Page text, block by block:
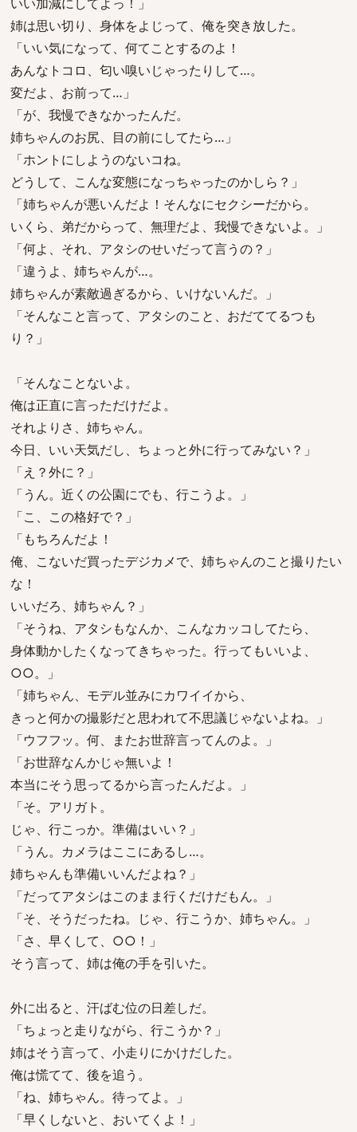
姉は思い切り、身体をよじって、俺を突き放した。
「いい気になって、何てことするのよ！
あんなトコロ、匂い嗅いじゃったりして…。
変だよ、お前って…」
「が、我慢できなかったんだ。
姉ちゃんのお尻、目の前にしてたら…」
「ホントにしようのないコね。
どうして、こんな変態になっちゃったのかしら？」
「姉ちゃんが悪いんだよ！そんなにセクシーだから。
いくら、弟だからって、無理だよ、我慢できないよ。」
「何よ、それ、アタシのせいだって言うの？」
「違うよ、姉ちゃんが…。
姉ちゃんが素敵過ぎるから、いけないんだ。」
「そんなこと言って、アタシのこと、おだててるつも
り？」
「そんなことないよ。
俺は正直に言っただけだよ。
それよりさ、姉ちゃん。
今日、いい天気だし、ちょっと外に行ってみない？」
「え？外に？」
「うん。近くの公園にでも、行こうよ。」
「こ、この格好で？」
「もちろんだよ！
俺、こないだ買ったデジカメで、姉ちゃんのこと撮りたい
な！
いいだろ、姉ちゃん？」
「そうね、アタシもなんか、こんなカッコしてたら、
身体動かしたくなってきちゃった。行ってもいいよ、
○○。」
「姉ちゃん、モデル並みにカワイイから、
きっと何かの撮影だと思われて不思議じゃないよね。」
「ウフフッ。何、またお世辞言ってんのよ。」
「お世辞なんかじゃ無いよ！
本当にそう思ってるから言ったんだよ。」
「そ。アリガト。
じゃ、行こっか。準備はいい？」
「うん。カメラはここにあるし…。
姉ちゃんも準備いいんだよね？」
「だってアタシはこのまま行くだけだもん。」
「そ、そうだったね。じゃ、行こうか、姉ちゃん。」
「さ、早くして、○○！」
そう言って、姉は俺の手を引いた。
外に出ると、汗ばむ位の日差しだ。
「ちょっと走りながら、行こうか？」
姉はそう言って、小走りにかけだした。
俺は慌てて、後を追う。
「ね、姉ちゃん。待ってよ。」
「早くしないと、おいてくよ！」